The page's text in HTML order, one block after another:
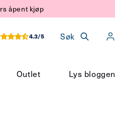
åpent kjøp
4.3/5
Søk
Outlet Lys bloggen